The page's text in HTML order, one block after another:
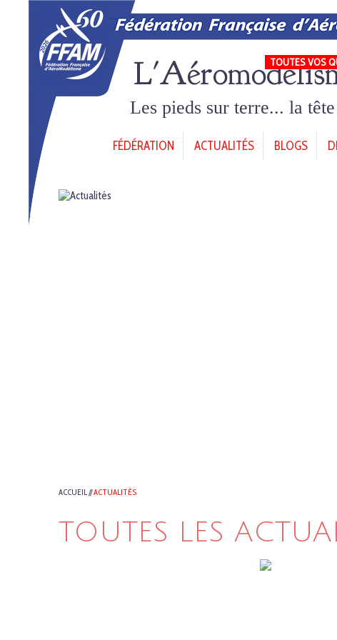
TOUTES VOS
Les pieds sur terre... la
FÉDÉRATION ACTUALITÉS BLOGS
ACCUEIL//ACTUALITÉS
TOUTES LES